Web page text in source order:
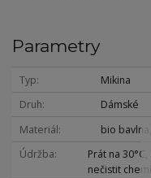
Parametry
Typ
Mikina
Druh
Dámské
Materiál
bio
Údržba
Prát na
nečistit